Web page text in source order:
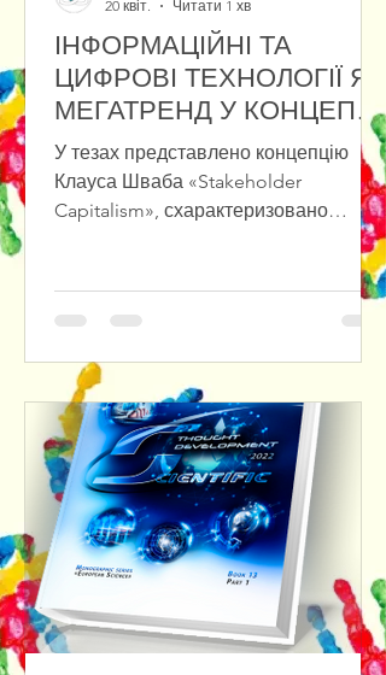
ІНФОРМАЦІЙНІ ТА
ЦИФРОВІ ТЕХНОЛОГІЇ ЯК
МЕГАТРЕНД У КОНЦЕПЦІЇ
«STAKEHOLDER
CAPITALISM»
У тезах представлено концепцію
Клауса Шваба «Stakeholder
Capitalism», схарактеризовано
цифровими проявами мегатрендів.
20 квіт.
Читати 1 хв